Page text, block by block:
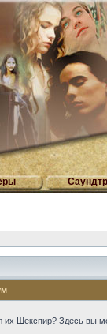
Шекспир? Здесь вы